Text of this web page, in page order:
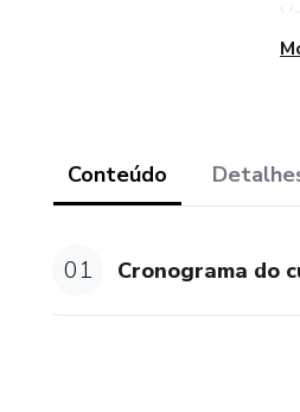
Conteúdo
01 Cronograma do